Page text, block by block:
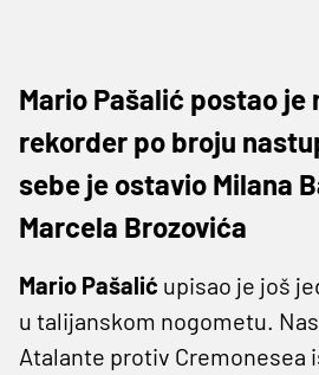
Mario Pašalić postao je
rekorder po broju
sebe je ostavio Milana
Marcela Brozovića
Mario Pašalić upisao je još
u talijanskom nogometu.
Atalante protiv Cremonesea